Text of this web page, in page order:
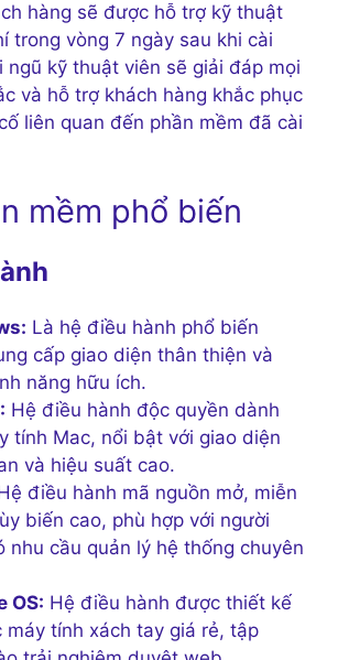
hàng sẽ được hỗ trợ kỹ thuật
trong vòng 7 ngày sau khi cài
ngũ kỹ thuật viên sẽ giải đáp mọi
và hỗ trợ khách hàng khắc phục
liên quan đến phần mềm đã cài
mềm phổ biến
Là hệ điều hành phổ biến
cấp giao diện thân thiện và
năng hữu ích.
Hệ điều hành độc quyền dành
tính Mac, nổi bật với giao diện
và hiệu suất cao.
điều hành mã nguồn mở, miễn
biến cao, phù hợp với người
nhu cầu quản lý hệ thống chuyên
OS: Hệ điều hành được thiết kế
máy tính xách tay giá rẻ, tập